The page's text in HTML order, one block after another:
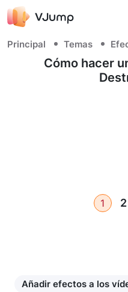
Principal Temas
Cómo hacer
1 2
Añadir efectos a los